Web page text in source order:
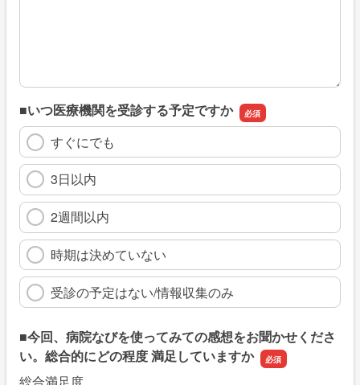
■いつ医療機関を受診する予定ですか
すぐにでも
3日以内
2週間以内
時期は決めていない
受診の予定はない/情報収集のみ
■今回、病院なびを使ってみての感想をお聞かせくださ
い。総合的にどの程度 満足していますか